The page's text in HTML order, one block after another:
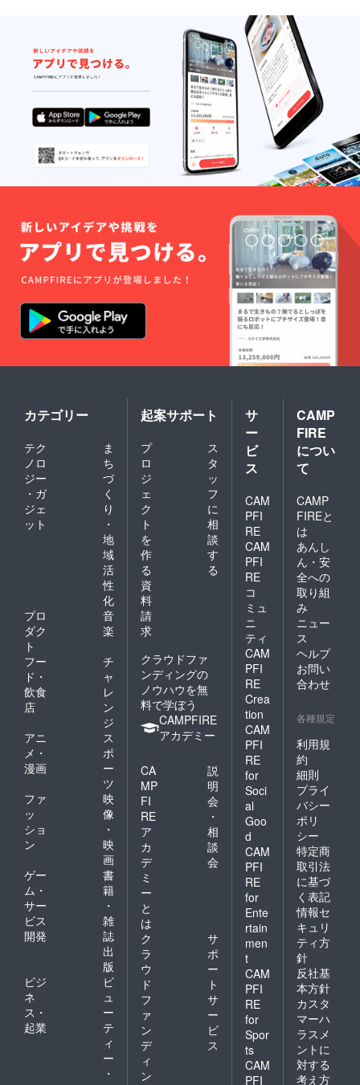
カテゴリー
テク
ノロ
ジー
・ガ
ジェ
ット
ま
ち
づ
く
り
・
地
域
活
性
化
プロ
ダク
ト
音
楽
フー
ド・
飲食
店
チ
ャ
レ
ン
ジ
アニ
メ・
漫画
ス
ポ
ー
ツ
ファ
ッ
ショ
ン
映
像
・
映
画
ゲー
ム・
サー
ビス
開発
書
籍
・
雑
誌
出
版
ビジ
ネ
ス・
起業
ビ
ュ
ー
テ
ィ
ー
・
起案サポート
プ
ロ
ジ
ェ
ク
ト
を
作
る
ス
タ
ッ
フ
に
相
談
す
る
資
料
請
求
クラウドファ
ンディングの
ノウハウを無
料で学ぼう
CAMPFIRE
アカデミー
CA
MP
FI
RE
ア
カ
デ
ミ
ー
と
は
説
明
会
・
相
談
会
ク
ラ
ウ
ド
フ
ァ
ン
デ
ィ
ン
サ
ポ
ー
ト
サ
ー
ビ
ス
サ
ー
ビ
ス
CAM
PFI
RE
CAM
PFI
RE
コ
ミュ
ニ
ティ
CAM
PFI
RE
Crea
tion
CAM
PFI
RE
for
Soci
al
Goo
d
CAM
PFI
RE
for
Ente
rtain
men
t
CAM
PFI
RE
for
Spor
ts
CAM
PFI
CAMP
FIRE
につい
て
CAMP
FIREと
は
あんし
ん・安
全への
取り組
み
ニュー
ス
ヘルプ
お問い
合わせ
各種規定
利用規
約
細則
プライ
バシー
ポリ
シー
特定商
取引法
に基づ
く表記
情報セ
キュリ
ティ方
針
反社基
本方針
カスタ
マーハ
ラスメ
ントに
対する
考え方